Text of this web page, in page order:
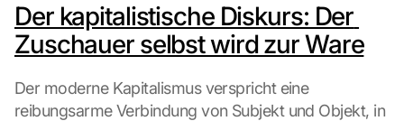
Der kapitalistische Diskurs: Der
Zuschauer selbst wird zur Ware
Der moderne Kapitalismus verspricht eine
reibungsarme Verbindung von Subjekt und Objekt, in